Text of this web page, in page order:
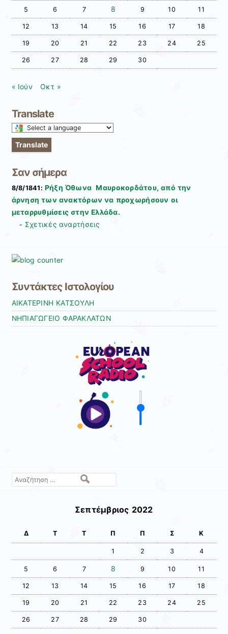
5 6 7 8 9 10 11
12 13 14 15 16 17 18
19 20 21 22 23 24 25
26 27 28 29 30
« Ιούν Οκτ »
Translate
Select
a
language
translate
this
Translate
Σαν σήμερα
8/8/1841: Ρήξη Όθωνα  Μαυροκορδάτου, από την
άρνηση των ανακτόρων να προχωρήσουν οι
μεταρρυθμίσεις στην Ελλάδα.
- Σχετικές αναρτήσεις
Συντάκτες Ιστολογίου
ΑΙΚΑΤΕΡΙΝΗ ΚΑΤΣΟΥΛΗ
ΝΗΠΙΑΓΩΓΕΙΟ ΦΑΡΑΚΛΑΤΩΝ
Αναζήτηση
Σεπτέμβριος 2022
Δ Τ Τ Π Π Σ Κ
1 2 3 4
5 6 7 8 9 10 11
12 13 14 15 16 17 18
19 20 21 22 23 24 25
26 27 28 29 30